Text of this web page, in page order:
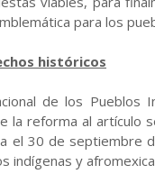
para los
históricos
de los Pueblos
la reforma al artículo
el 30 de septiembre
indígenas y